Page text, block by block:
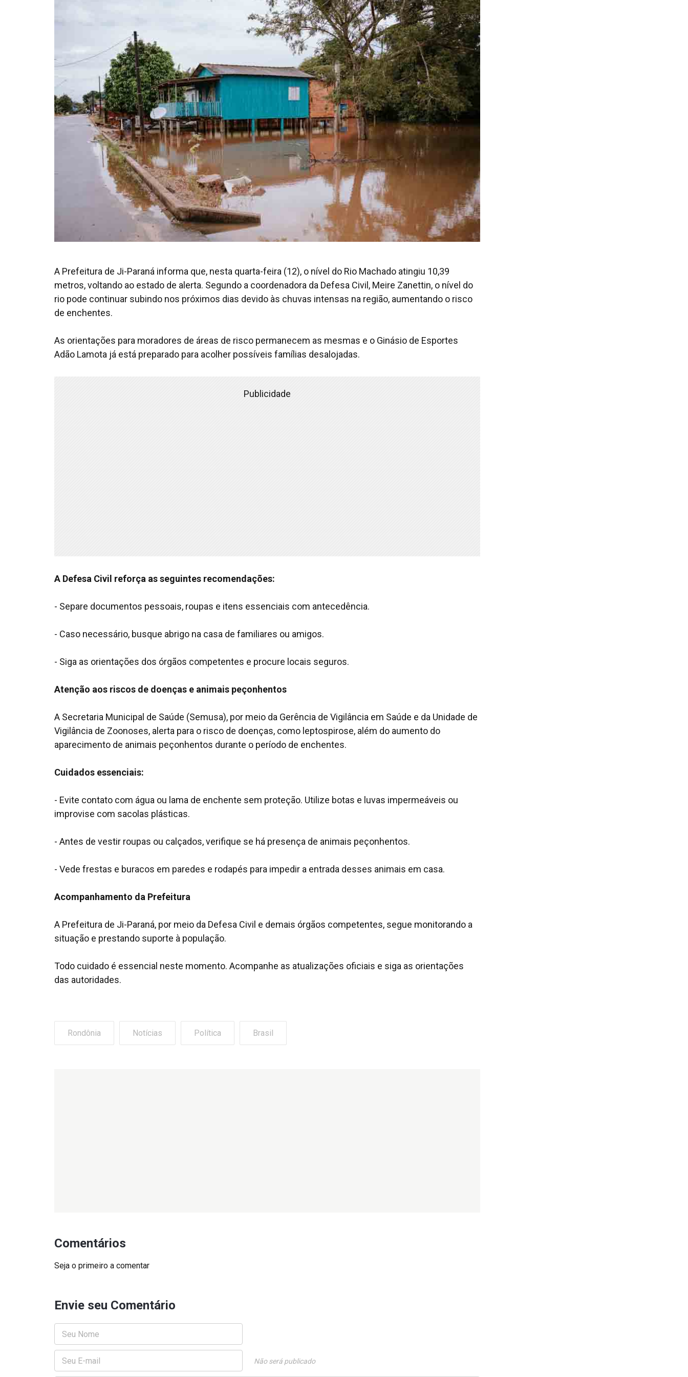
A Prefeitura de Ji-Paraná informa que, nesta quarta-feira (12), o nível do Rio Machado atingiu 10,39
metros, voltando ao estado de alerta. Segundo a coordenadora da Defesa Civil, Meire Zanettin, o nível do
rio pode continuar subindo nos próximos dias devido às chuvas intensas na região, aumentando o risco
de enchentes.
As orientações para moradores de áreas de risco permanecem as mesmas e o Ginásio de Esportes
Adão Lamota já está preparado para acolher possíveis famílias desalojadas.
Publicidade
A Defesa Civil reforça as seguintes recomendações:
- Separe documentos pessoais, roupas e itens essenciais com antecedência.
- Caso necessário, busque abrigo na casa de familiares ou amigos.
- Siga as orientações dos órgãos competentes e procure locais seguros.
Atenção aos riscos de doenças e animais peçonhentos
A Secretaria Municipal de Saúde (Semusa), por meio da Gerência de Vigilância em Saúde e da Unidade de
Vigilância de Zoonoses, alerta para o risco de doenças, como leptospirose, além do aumento do
aparecimento de animais peçonhentos durante o período de enchentes.
Cuidados essenciais:
- Evite contato com água ou lama de enchente sem proteção. Utilize botas e luvas impermeáveis ou
improvise com sacolas plásticas.
- Antes de vestir roupas ou calçados, verifique se há presença de animais peçonhentos.
- Vede frestas e buracos em paredes e rodapés para impedir a entrada desses animais em casa.
Acompanhamento da Prefeitura
A Prefeitura de Ji-Paraná, por meio da Defesa Civil e demais órgãos competentes, segue monitorando a
situação e prestando suporte à população.
Todo cuidado é essencial neste momento. Acompanhe as atualizações oficiais e siga as orientações
das autoridades.
Rondônia Notícias Política Brasil
Comentários
Seja o primeiro a comentar
Envie seu Comentário
Não será publicado